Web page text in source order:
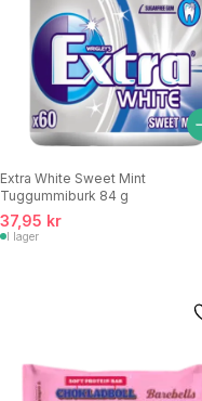
Extra White Sweet Mint
Tuggummiburk 84 g
37,95 kr
I lager